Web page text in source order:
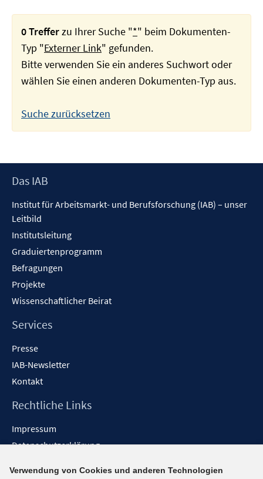
0 Trefferzu Ihrer Suche "*" beim Dokumenten-
Typ "Externer Link" gefunden.
Bitte verwenden Sie ein anderes Suchwort oder
wählen Sie einen anderen Dokumenten-Typ aus.
Suche zurücksetzen
Footer
Das IAB
Institut für Arbeitsmarkt- und Berufsforschung (IAB) – unser
Leitbild
Institutsleitung
Graduiertenprogramm
Befragungen
Projekte
Wissenschaftlicher Beirat
Services
Presse
IAB-Newsletter
Kontakt
Rechtliche Links
Impressum
Datenschutzerklärung
Verwendung von Cookies und anderen Technologien